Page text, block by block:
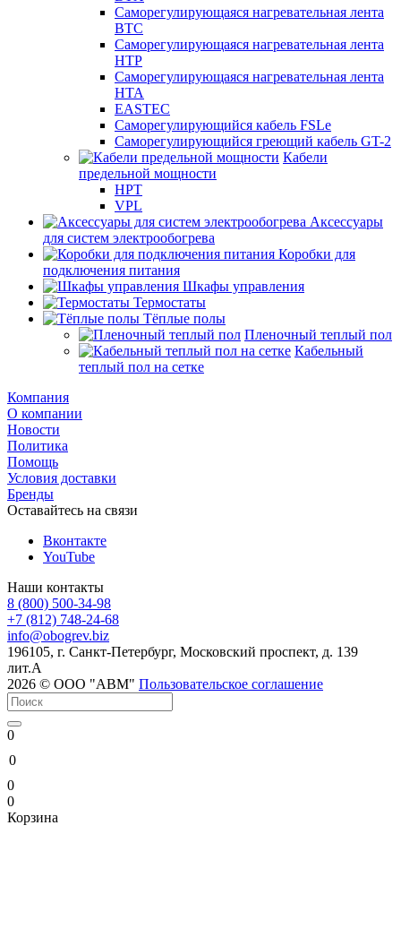
Саморегулирующаяся нагревательная лента
ВТС
Саморегулирующаяся нагревательная лента
НТР
Саморегулирующаяся нагревательная лента
НТА
EASTEC
Саморегулирующийся кабель FSLe
Саморегулирующийся греющий кабель GT-2
Кабели
предельной мощности
HPT
VPL
Аксессуары
для систем электрообогрева
Коробки для
подключения питания
Шкафы управления
Термостаты
Тёплые полы
Пленочный теплый пол
Кабельный
теплый пол на сетке
Компания
О компании
Новости
Политика
Помощь
Условия доставки
Бренды
Оставайтесь на связи
Вконтакте
YouTube
Наши контакты
8 (800) 500-34-98
+7 (812) 748-24-68
info@obogrev.biz
196105, г. Санкт-Петербург, Московский проспект, д. 139
лит.А
2026 © ООО "АВМ" Пользовательское соглашение
0
0
0
0
Корзина